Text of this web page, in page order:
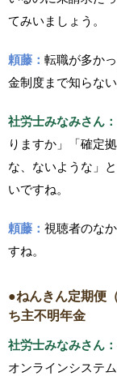
てみいましょう。
頼藤： 転職が多か
金制度まで知らな
社労士みなみさん：
りますか」「確定
な、ないような」
いですね。
頼藤： 視聴者のな
すね。
●ねんきん定期便
ち主不明年金
社労士みなみさん：
オンラインシステ